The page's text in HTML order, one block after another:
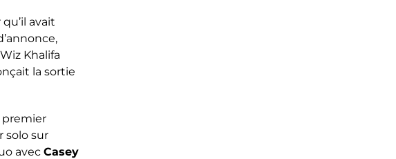
avait
Khalifa
la sortie
premier
solo sur
avec Casey